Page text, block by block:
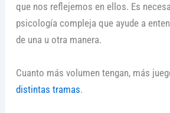
que nos reflejemos en ellos. Es
psicología compleja que ayude a
de una u otra manera.
Cuanto más volumen tengan, más
distintas tramas.